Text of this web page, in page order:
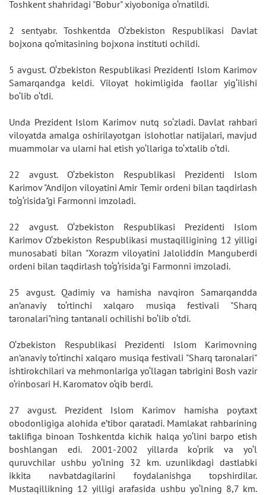
Toshkent shahridagi "Bobur" xiyoboniga o‘rnatildi.
2 sentyabr. Toshkentda O‘zbekiston Respublikasi Davlat
bojxona qo‘mitasining bojxona instituti ochildi.
5 avgust. O‘zbekiston Respublikasi Prezidenti Islom Karimov
Samarqandga keldi. Viloyat hokimligida faollar yig‘ilishi
bo‘lib o‘tdi.
Unda Prezident Islom Karimov nutq so‘zladi. Davlat rahbari
viloyatda amalga oshirilayotgan islohotlar natijalari, mavjud
muammolar va ularni hal etish yo‘llariga to‘xtalib o‘tdi.
22 avgust. O‘zbekiston Respublikasi Prezidenti Islom
Karimov "Andijon viloyatini Amir Temir ordeni bilan taqdirlash
to‘g‘risida"gi Farmonni imzoladi.
22 avgust. O‘zbekiston Respublikasi Prezidenti Islom
Karimov O‘zbekiston Respublikasi mustaqilligining 12 yilligi
munosabati bilan "Xorazm viloyatini Jaloliddin Manguberdi
ordeni bilan taqdirlash to‘g‘risida"gi Farmonni imzoladi.
25 avgust. Qadimiy va hamisha navqiron Samarqandda
an’anaviy to‘rtinchi xalqaro musiqa festivali "Sharq
taronalari"ning tantanali ochilishi bo‘lib o‘tdi.
O‘zbekiston Respublikasi Prezidenti Islom Karimovning
an’anaviy to‘rtinchi xalqaro musiqa festivali "Sharq taronalari"
ishtirokchilari va mehmonlariga yo‘llagan tabrigini Bosh vazir
o‘rinbosari H. Karomatov o‘qib berdi.
27 avgust. Prezident Islom Karimov hamisha poytaxt
obodonligiga alohida e’tibor qaratadi. Mamlakat rahbarining
taklifiga binoan Toshkentda kichik halqa yo‘lini barpo etish
boshlangan edi. 2001-2002 yillarda ko‘prik va yo‘l
quruvchilar ushbu yo‘lning 32 km. uzunlikdagi dastlabki
ikkita navbatdagilarini foydalanishga topshirdilar.
Mustaqillikning 12 yilligi arafasida ushbu yo‘lning 8,7 km.